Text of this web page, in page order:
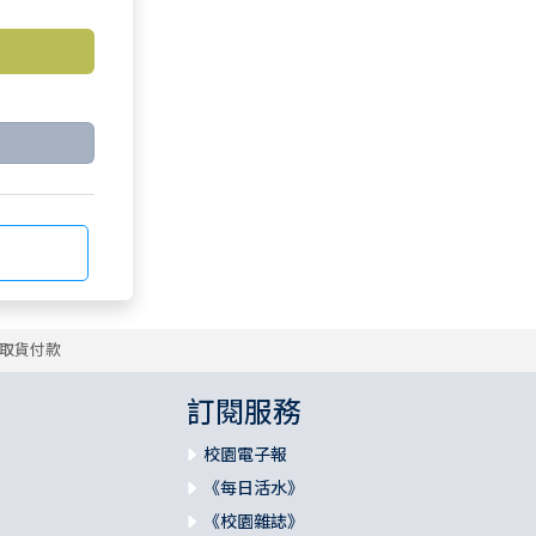
貨付款
訂閱服務
校園電子報
《每日活水》
《校園雜誌》